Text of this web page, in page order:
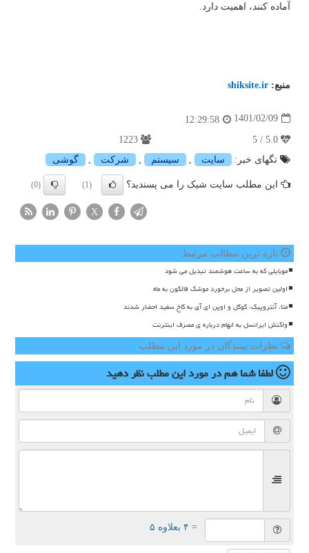
آماده کنند، اهمیت دارد.
منبع: shiksite.ir
1401/02/09
12:29:58
تگهای خبر:
سایت سیستم شركت گوشی
این مطلب سایت شیک را می پسندید؟ (1)
(0)
X
تازه ترین مطالب مرتبط
موبایلی که به ساعت هوشمند تبدیل می شود
اولین تصویر از محل برخورد موشک فالکون به ماه
متا، آنتروپیک، گوگل و اوپن ای آی به کاخ سفید احضار شدند
واکنش ایرانسل به ابهام درباره ی مصرف اینترنت
نظرات بینندگان در مورد این مطلب
لطفا شما همدر مورد این مطلبنظر دهید
= ۴ بعلاوه ۵